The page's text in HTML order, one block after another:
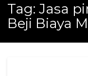
Tag: Jasa
Beji Biaya